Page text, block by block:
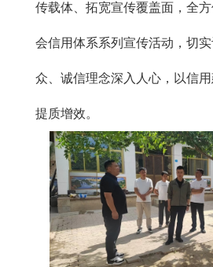
传载体、拓宽宣传覆盖面，全
会信用体系系列宣传活动，切
众、诚信理念深入人心，以信
提质增效。